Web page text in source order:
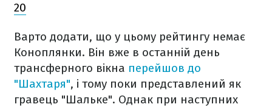
20
Варто додати, що у цьому рейтингу немає
Коноплянки. Він вже в останній день
трансферного вікна перейшов до
"Шахтаря", і тому поки представлений як
гравець "Шальке". Однак при наступних